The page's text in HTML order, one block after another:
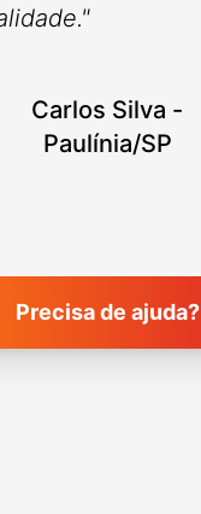
Carlos Silva -
Paulínia/SP
Precisa de ajuda?